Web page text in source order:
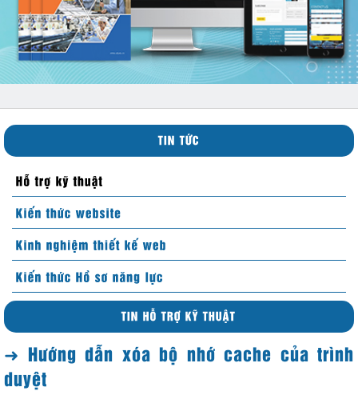
➜ Hướng dẫn xóa bộ nhớ cache của trình
duyệt